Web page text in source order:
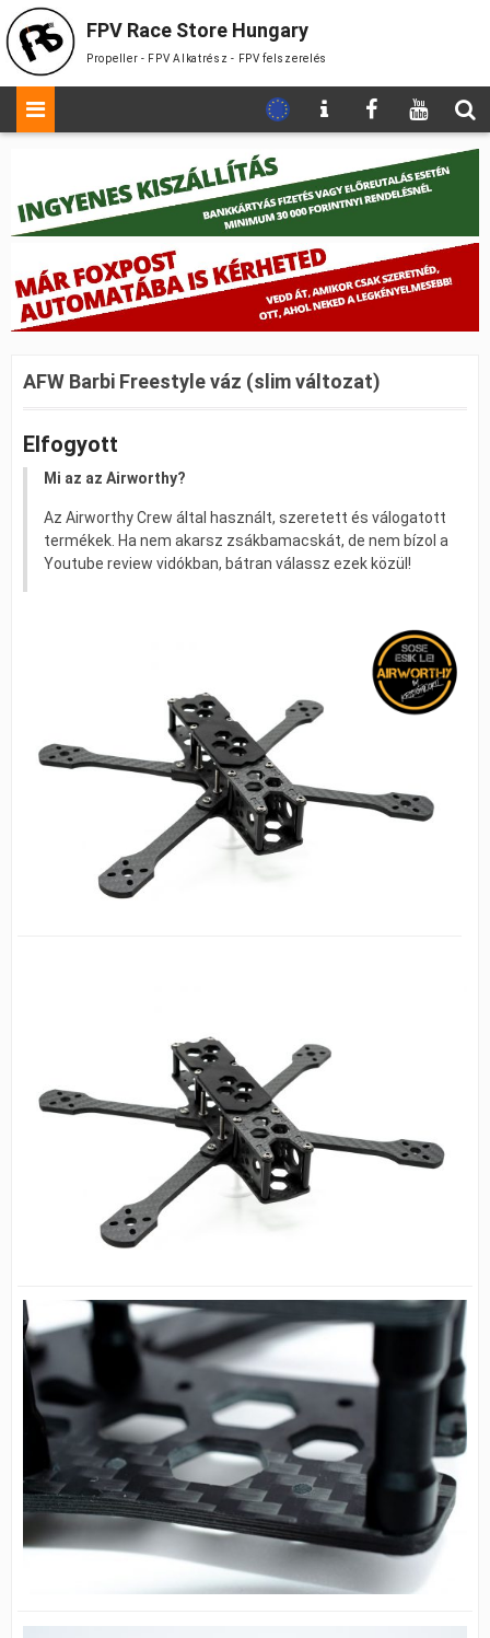
FPV Race Store Hungary
Propeller - FPV Alkatrész - FPV felszerelés
AFW Barbi Freestyle váz (slim változat)
Elfogyott
Mi az az Airworthy?
Az Airworthy Crew által használt, szeretett és válogatott
termékek. Ha nem akarsz zsákbamacskát, de nem bízol a
Youtube review vidókban, bátran válassz ezek közül!